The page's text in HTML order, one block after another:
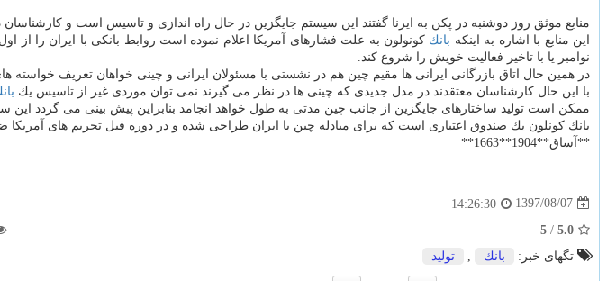
منابع موثق روز دوشنبه در پكن به ایرنا گفتند این سیستم جایگزین در حال راه اندازی و تاسیس است و
این منابع با اشاره به اینكه بانك كونولون به علت فشارهای آمریكا اعلام نموده است روابط بانكی با ایران را از
نوامبر یا با تاخیر فعالیت خویش را شروع كند.
در همین حال اتاق بازرگانی ایرانی ها مقیم چین هم در نشستی با مسئولان ایرانی و چینی خواهان تعریف
با این حال كارشناسان معتقدند در مدل جدیدی كه چینی ها در نظر می گیرند نمی توان موردی غیر از تاسیس یك
ممكن است تولید ساختارهای جایگزین از جانب چین مدتی به طول خواهد انجامد بنابراین پیش بینی می گردد این سیستم جدید به سال
بانك كونلون یك صندوق اعتباری است كه برای مبادله چین با ایران طراحی شده و در دوره قبل تحریم های
**آساق**1904**1663**
1397/08/07
14:26:30
5.0
/
5
تگهای خبر:
بانك تولید